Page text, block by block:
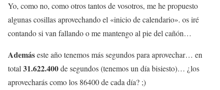
Yo, como no, como otros tantos de vosotros, me he propuesto
algunas cosillas aprovechando el «inicio de calendario». os iré
contando si van fallando o me mantengo al pie del cañón…
Ademáseste año tenemos más segundos para aprovechar… en
total 31.622.400de segundos (tenemos un día bisiesto)… ¿los
aprovecharás como los 86400 de cada día? ;)